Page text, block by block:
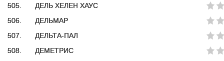
505.
ДЕЛЬ ХЕЛЕН ХАУС
506.
ДЕЛЬМАР
507.
ДЕЛЬТА-ПАЛ
508.
ДЕМЕТРИС